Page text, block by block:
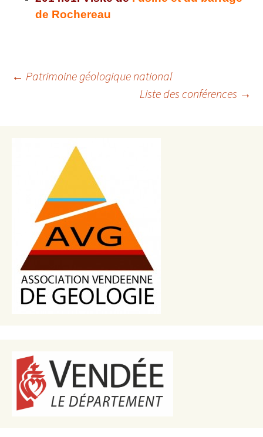
de Rochereau
Navigation
← Patrimoine géologique national
Liste des conférences →